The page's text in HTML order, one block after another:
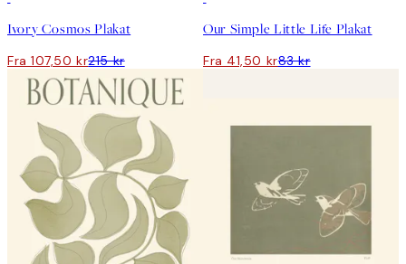
Ivory Cosmos Plakat
Fra 107,50 kr215 kr
Our Simple Little Life Plakat
Fra 41,50 kr83 kr